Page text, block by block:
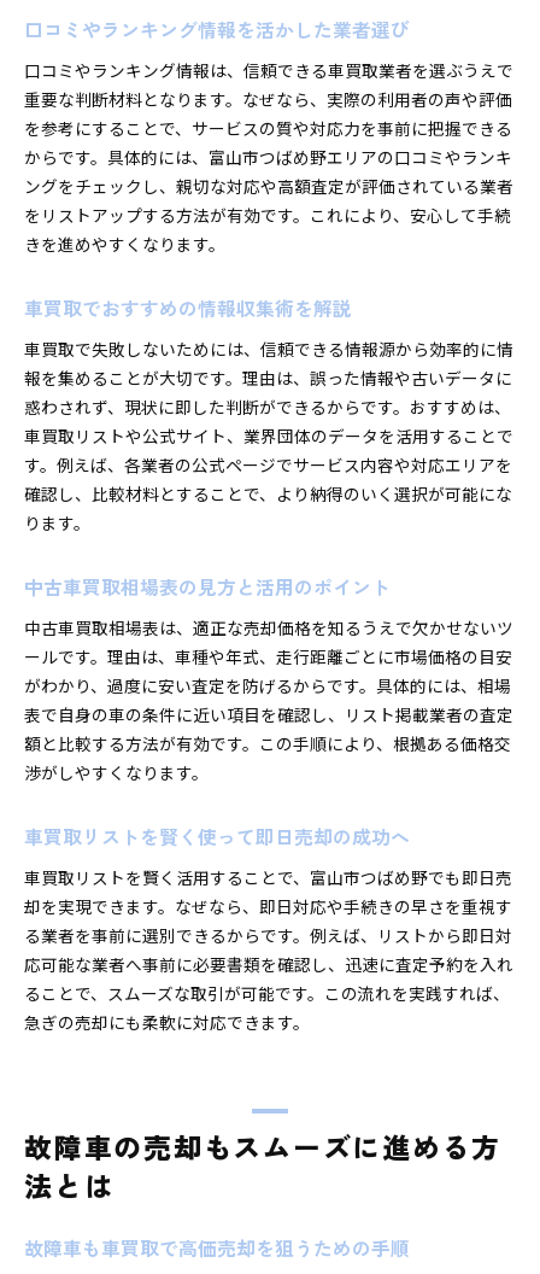
口コミやランキング情報を活かした業者選び
口コミやランキング情報は、信頼できる車買取業者を選ぶうえで
重要な判断材料となります。なぜなら、実際の利用者の声や評価
を参考にすることで、サービスの質や対応力を事前に把握できる
からです。具体的には、富山市つばめ野エリアの口コミやランキ
ングをチェックし、親切な対応や高額査定が評価されている業者
をリストアップする方法が有効です。これにより、安心して手続
きを進めやすくなります。
車買取でおすすめの情報収集術を解説
車買取で失敗しないためには、信頼できる情報源から効率的に情
報を集めることが大切です。理由は、誤った情報や古いデータに
惑わされず、現状に即した判断ができるからです。おすすめは、
車買取リストや公式サイト、業界団体のデータを活用することで
す。例えば、各業者の公式ページでサービス内容や対応エリアを
確認し、比較材料とすることで、より納得のいく選択が可能にな
ります。
中古車買取相場表の見方と活用のポイント
中古車買取相場表は、適正な売却価格を知るうえで欠かせないツ
ールです。理由は、車種や年式、走行距離ごとに市場価格の目安
がわかり、過度に安い査定を防げるからです。具体的には、相場
表で自身の車の条件に近い項目を確認し、リスト掲載業者の査定
額と比較する方法が有効です。この手順により、根拠ある価格交
渉がしやすくなります。
車買取リストを賢く使って即日売却の成功へ
車買取リストを賢く活用することで、富山市つばめ野でも即日売
却を実現できます。なぜなら、即日対応や手続きの早さを重視す
る業者を事前に選別できるからです。例えば、リストから即日対
応可能な業者へ事前に必要書類を確認し、迅速に査定予約を入れ
ることで、スムーズな取引が可能です。この流れを実践すれば、
急ぎの売却にも柔軟に対応できます。
故障車の売却もスムーズに進める方
法とは
故障車も車買取で高価売却を狙うための手順